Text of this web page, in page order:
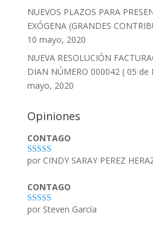
NUEVOS PLAZOS PARA
EXÓGENA (GRANDES
10 mayo, 2020
NUEVA RESOLUCIÓN
DIAN NÚMERO 000042 ( 05
mayo, 2020
Opiniones
CONTAGO
Valorado con
por CINDY SARAY PEREZ
CONTAGO
Valorado con
por Steven García